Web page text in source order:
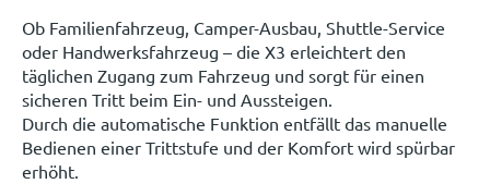
Ob Familienfahrzeug, Camper-Ausbau, Shuttle-Service
oder Handwerksfahrzeug – die X3 erleichtert den
täglichen Zugang zum Fahrzeug und sorgt für einen
sicheren Tritt beim Ein- und Aussteigen.
Durch die automatische Funktion entfällt das manuelle
Bedienen einer Trittstufe und der Komfort wird spürbar
erhöht.